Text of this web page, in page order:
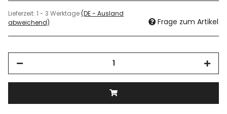
Lieferzeit: 1 - 3 Werktage(DE - Ausland
abweichend)
Frage zum Artikel